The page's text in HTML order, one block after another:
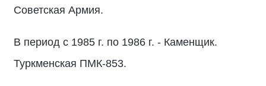
Советская Армия.
В период с 1985 г. по 1986 г. - Каменщик.
Туркменская ПМК-853.